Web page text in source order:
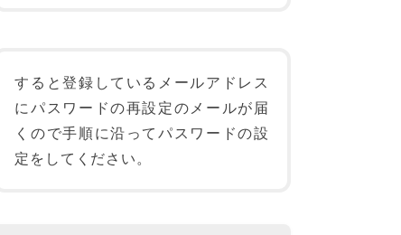
すると登録しているメールアドレス
にパスワードの再設定のメールが届
くので手順に沿ってパスワードの設
定をしてください。